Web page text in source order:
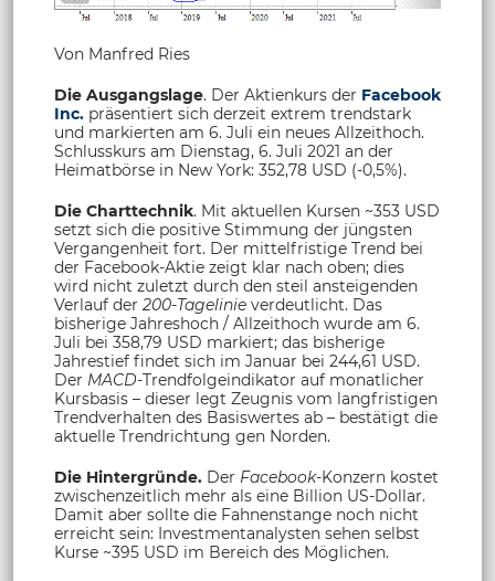
Von Manfred Ries
Die Ausgangslage. Der Aktienkurs der Facebook
Inc. präsentiert sich derzeit extrem trendstark
und markierten am 6. Juli ein neues Allzeithoch.
Schlusskurs am Dienstag, 6. Juli 2021 an der
Heimatbörse in New York: 352,78 USD (-0,5%).
Die Charttechnik. Mit aktuellen Kursen ~353 USD
setzt sich die positive Stimmung der jüngsten
Vergangenheit fort. Der mittelfristige Trend bei
der Facebook-Aktie zeigt klar nach oben; dies
wird nicht zuletzt durch den steil ansteigenden
Verlauf der 200-Tagelinie verdeutlicht. Das
bisherige Jahreshoch / Allzeithoch wurde am 6.
Juli bei 358,79 USD markiert; das bisherige
Jahrestief findet sich im Januar bei 244,61 USD.
Der MACD-Trendfolgeindikator auf monatlicher
Kursbasis – dieser legt Zeugnis vom langfristigen
Trendverhalten des Basiswertes ab – bestätigt die
aktuelle Trendrichtung gen Norden.
Die Hintergründe. Der Facebook-Konzern kostet
zwischenzeitlich mehr als eine Billion US-Dollar.
Damit aber sollte die Fahnenstange noch nicht
erreicht sein: Investmentanalysten sehen selbst
Kurse ~395 USD im Bereich des Möglichen.